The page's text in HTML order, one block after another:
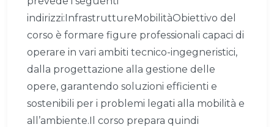
indirizzi:InfrastruttureMobilitàObiettivo del
corso è formare figure professionali capaci di
operare in vari ambiti tecnico-ingegneristici,
dalla progettazione alla gestione delle
opere, garantendo soluzioni efficienti e
sostenibili per i problemi legati alla mobilità e
all’ambiente.Il corso prepara quindi